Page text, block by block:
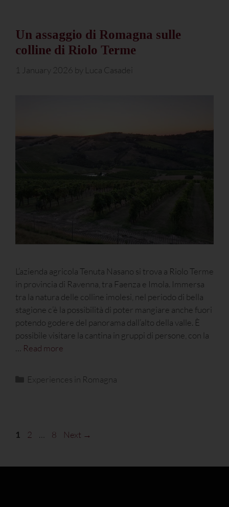
Un assaggio di Romagna sulle
colline di Riolo Terme
1 January 2026 by Luca Casadei
L’azienda agricola Tenuta Nasano si trova a Riolo Terme
in provincia di Ravenna, tra Faenza e Imola. Immersa
tra la natura delle colline imolesi, nel periodo di bella
stagione c’è la possibilità di poter mangiare anche fuori
potendo godere del panorama dall’alto della valle. È
possibile visitare la cantina in gruppi di persone, con la
… Read more
Experiences in Romagna
1 2 … 8 Next →